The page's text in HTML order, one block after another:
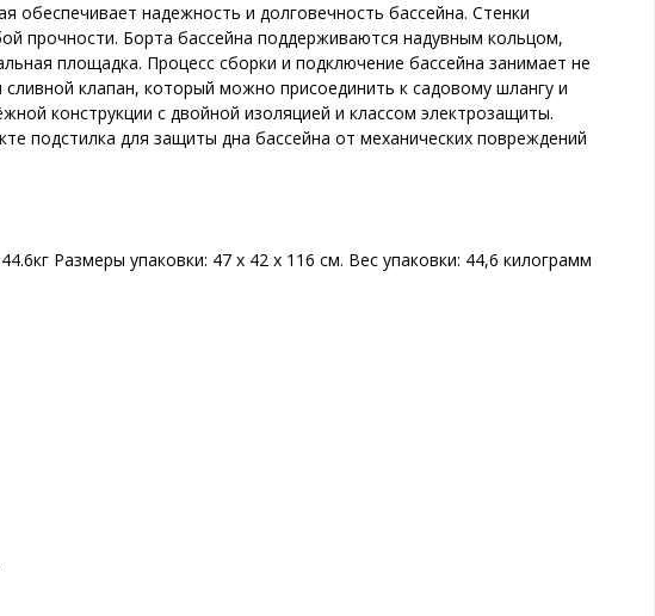
обеспечивает надежность и долговечность бассейна. Стенки
прочности. Борта бассейна поддерживаются надувным кольцом,
площадка. Процесс сборки и подключение бассейна занимает не
клапан, который можно присоединить к садовому шлангу и
конструкции с двойной изоляцией и классом электрозащиты.
подстилка для защиты дна бассейна от механических повреждений
Размеры упаковки: 47 х 42 х 116 см. Вес упаковки: 44,6 килограмм